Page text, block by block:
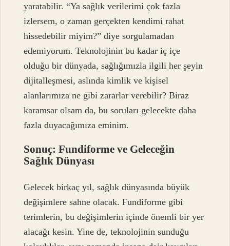
yaratabilir. “Ya sağlık verilerimi çok fazla
izlersem, o zaman gerçekten kendimi rahat
hissedebilir miyim?” diye sorgulamadan
edemiyorum. Teknolojinin bu kadar iç içe
olduğu bir dünyada, sağlığımızla ilgili her şeyin
dijitalleşmesi, aslında kimlik ve kişisel
alanlarımıza ne gibi zararlar verebilir? Biraz
karamsar olsam da, bu soruları gelecekte daha
fazla duyacağımıza eminim.
Sonuç: Fundiforme ve Geleceğin
Sağlık Dünyası
Gelecek birkaç yıl, sağlık dünyasında büyük
değişimlere sahne olacak. Fundiforme gibi
terimlerin, bu değişimlerin içinde önemli bir yer
alacağı kesin. Yine de, teknolojinin sunduğu